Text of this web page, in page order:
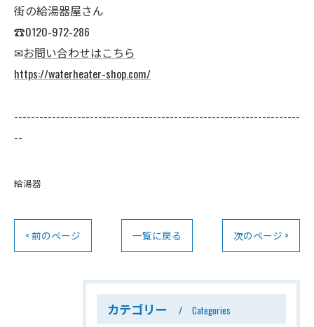
街の給湯器屋さん
☎0120-972-286
✉お問い合わせはこちら
https://waterheater-shop.com/
--------------------------------------------------------------------
--
給湯器
< 前のページ 一覧に戻る 次のページ >
カテゴリー Categories